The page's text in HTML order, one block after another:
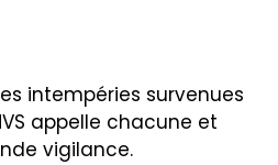
intempéries survenues
appelle chacune et
vigilance.